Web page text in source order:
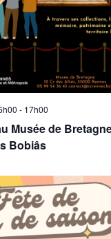
- 17h00
Musée de
Bobiâs